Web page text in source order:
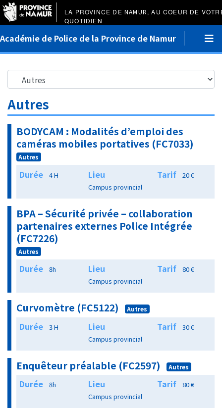
LA PROVINCE DE NAMUR, AU COEUR DE
QUOTIDIEN
Académie de Police de la Province de Namur
Autres
BODYCAM : Modalités d’emploi des
caméras mobiles portatives (FC7033)
Autres
Durée 4 H Lieu
Campus provincial
Tarif 20 €
BPA – Sécurité privée – collaboration
partenaires externes Police Intégrée
(FC7226)
Autres
Durée 8h Lieu
Campus provincial
Tarif 80 €
Curvomètre (FC5122) Autres
Durée 3 H Lieu
Campus provincial
Tarif 30 €
Enquêteur préalable (FC2597) Autres
Durée 8h Lieu
Campus provincial
Tarif 80 €